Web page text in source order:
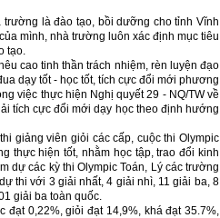
là đào tạo, bồi dưỡng cho tỉnh Vĩnh
mình, nhà trường luôn xác định mục tiêu
tạo.
cao tinh thần trách nhiệm, rèn luyện đạo
dạy tốt - học tốt, tích cực đổi mới phương
việc thực hiện Nghị quyết 29 - NQ/TW về
tích cực đổi mới dạy học theo định hướng
giảng viên giỏi các cấp, cuộc thi Olympic
thực hiện tốt, nhằm học tập, trao đổi kinh
dự các kỳ thi Olympic Toán, Lý các trường
thi với 3 giải nhất, 4 giải nhì, 11 giải ba, 8
giải ba toàn quốc.
đạt 0,22%, giỏi đạt 14,9%, khá đạt 35.7%,